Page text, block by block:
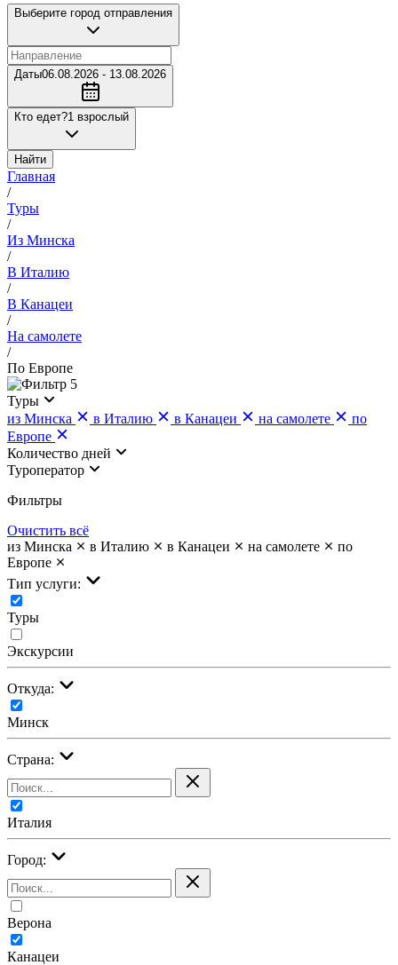
Выберите город отправления
Даты06.08.2026 - 13.08.2026
Кто едет?1 взрослый
Найти
Главная
/
Туры
/
Из Минска
/
В Италию
/
В Канацеи
/
На самолете
/
По Европе
5
Туры
из Минска
в Италию в Канацеи на самолете
по
Европе
Количество дней
Туроператор
Фильтры
Очистить всё
из Минска
в Италию в Канацеи на самолете
по
Европе
Тип услуги:
Туры
Экскурсии
Откуда:
Минск
Страна:
Италия
Город:
Верона
Канацеи